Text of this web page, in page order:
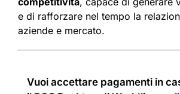
e di rafforzare nel tempo la
aziende e mercato.
Vuoi accettare pagamenti in